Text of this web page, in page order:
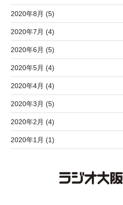
2020年8月 (5)
2020年7月 (4)
2020年6月 (5)
2020年5月 (4)
2020年4月 (4)
2020年3月 (5)
2020年2月 (4)
2020年1月 (1)